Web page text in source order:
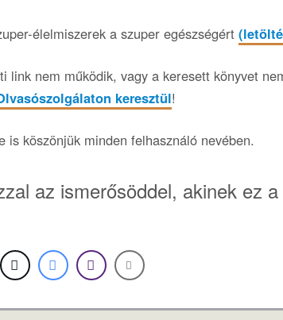
élelmiszerek a szuper egészségért
link nem működik, vagy a keresett könyvet
keresztül!
is köszönjük minden felhasználó nevében.
az ismerősöddel, akinek ez